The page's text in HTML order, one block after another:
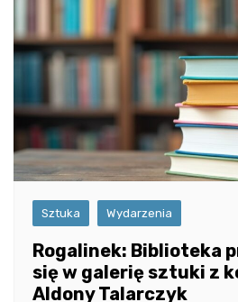
Sztuka Wydarzenia
Rogalinek: Biblioteka
się w galerię sztuki z
Aldony Talarczyk